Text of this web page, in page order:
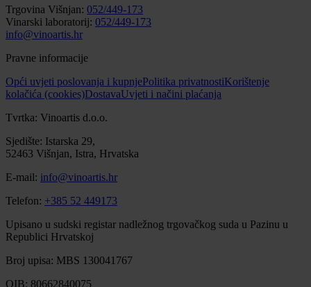
Trgovina Višnjan: 052/449-173
Vinarski laboratorij: 052/449-173
info@vinoartis.hr
Pravne informacije
Opći uvjeti poslovanja i kupnjePolitika privatnostiKorištenje
kolačića (cookies)DostavaUvjeti i načini plaćanja
Tvrtka: Vinoartis d.o.o.
Sjedište: Istarska 29,
52463 Višnjan, Istra, Hrvatska
E-mail: info@vinoartis.hr
Telefon: +385 52 449173
Upisano u sudski registar nadležnog trgovačkog suda u Pazinu u
Republici Hrvatskoj
Broj upisa: MBS 130041767
OIB: 80662840075